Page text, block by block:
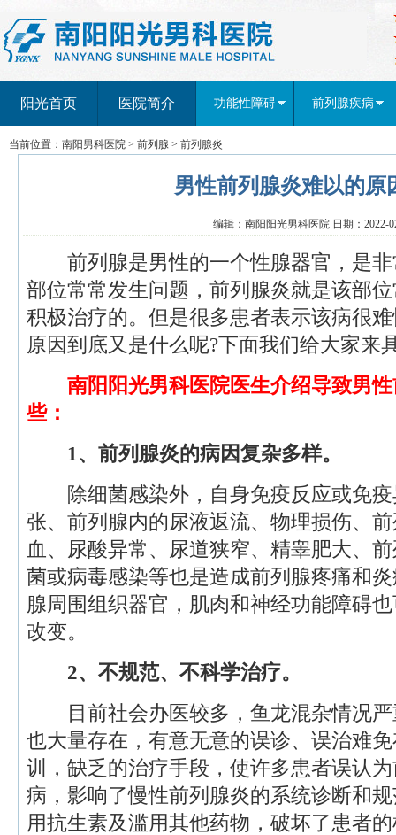
阳光首页 医院简介 功能性障碍 前列腺疾病
当前位置： 南阳男科医院 > 前列腺 > 前列腺炎
男性前列腺炎难以的原
编辑：南阳阳光男科医院 日期：2022-
前列腺是男性的一个性腺器官，是非
部位常常发生问题，前列腺炎就是该部
积极治疗的。但是很多患者表示该病很
原因到底又是什么呢?下面我们给大家来
南阳阳光男科医院医生介绍导致男性
些：
1、前列腺炎的病因复杂多样。
除细菌感染外，自身免疫反应或免疫
张、前列腺内的尿液返流、物理损伤、
血、尿酸异常、尿道狭窄、精睾肥大、
菌或病毒感染等也是造成前列腺疼痛和
腺周围组织器官，肌肉和神经功能障碍
改变。
2、不规范、不科学治疗。
目前社会办医较多，鱼龙混杂情况严
也大量存在，有意无意的误诊、误治难
训，缺乏的治疗手段，使许多患者误认
病，影响了慢性前列腺炎的系统诊断和
用抗生素及滥用其他药物，破坏了患者